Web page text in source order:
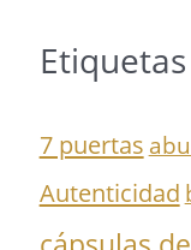
Etiquetas
7 puertas
Autenticidad